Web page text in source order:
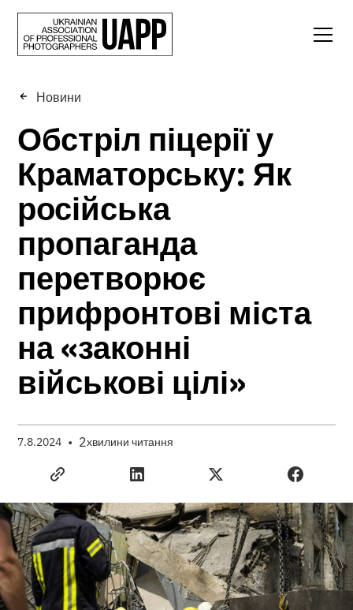
Новини
Обстріл піцерії у
Краматорську: Як
російська
пропаганда
перетворює
прифронтові міста
на «законні
військові цілі»
7.8.2024 • 2хвилини читання